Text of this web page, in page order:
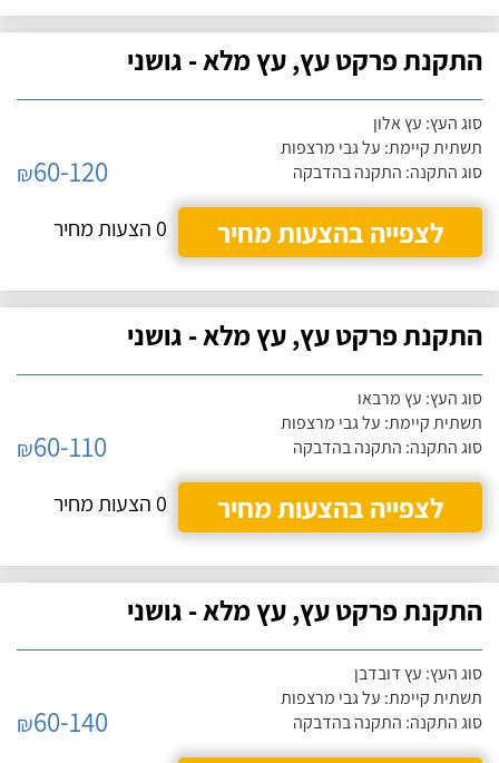
התקנת פרקט עץ, עץ מלא - גושני
סוג העץ: עץ אלון
תשתית קיימת: על גבי מרצפות
סוג התקנה: התקנה בהדבקה
₪60-120
לצפייה בהצעות מחיר
0 הצעות מחיר
התקנת פרקט עץ, עץ מלא - גושני
סוג העץ: עץ מרבאו
תשתית קיימת: על גבי מרצפות
סוג התקנה: התקנה בהדבקה
₪60-110
לצפייה בהצעות מחיר
0 הצעות מחיר
התקנת פרקט עץ, עץ מלא - גושני
סוג העץ: עץ דובדבן
תשתית קיימת: על גבי מרצפות
סוג התקנה: התקנה בהדבקה
₪60-140